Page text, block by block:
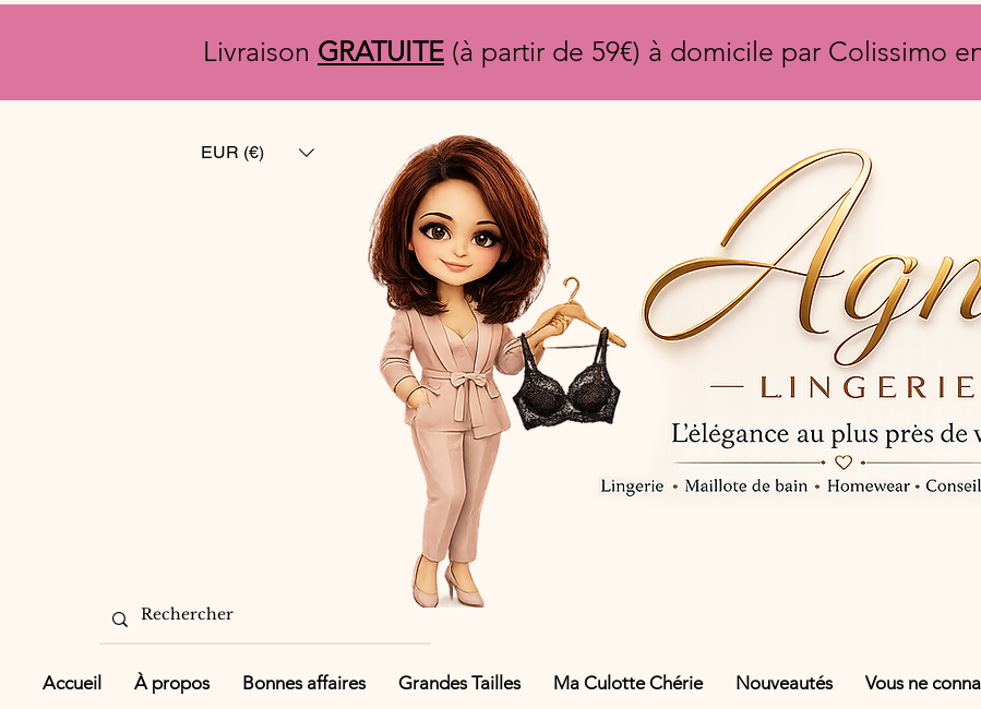
Livraison GRATUITE (à partir de 59€) à domicile par Colissimo
EUR (€)
Accueil À propos Bonnes affaires Grandes Tailles Ma Culotte Chérie Nouveautés Vous ne